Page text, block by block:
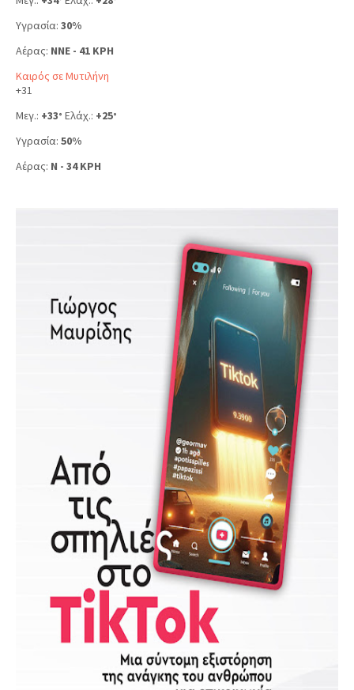
Υγρασία: 30%
Αέρας: NNE - 41 KPH
Καιρός σε Μυτιλήνη
+31
Μεγ.: +33° Ελάχ.: +25°
Υγρασία: 50%
Αέρας: N - 34 KPH